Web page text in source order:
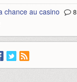
chance au casino
8